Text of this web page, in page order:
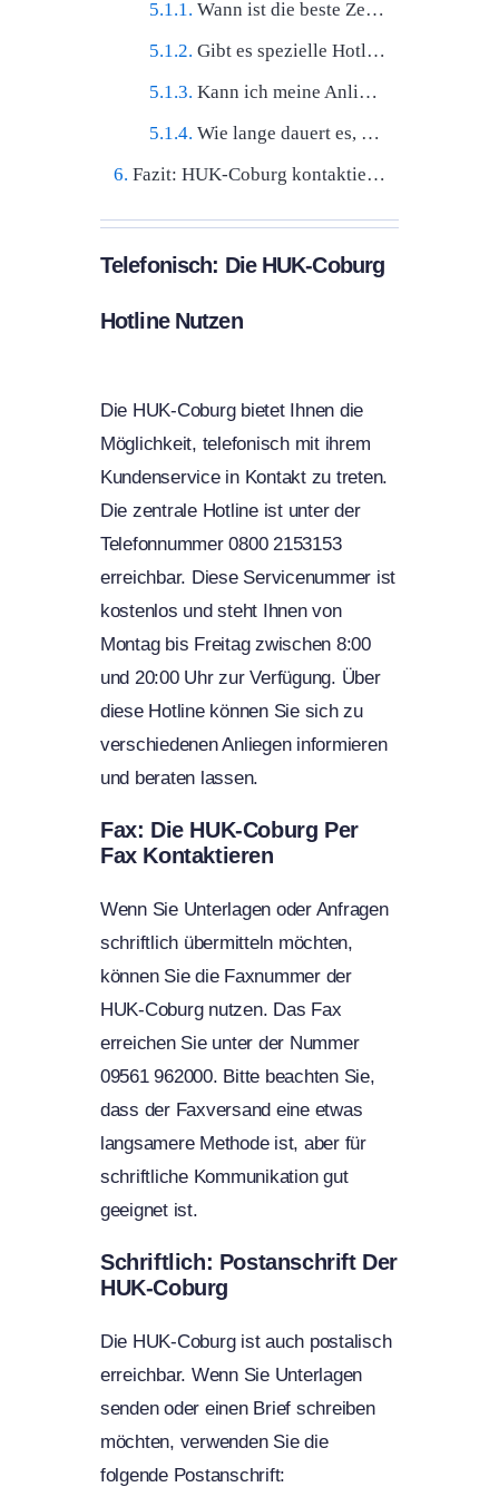
Wann ist die beste Zeit, die HUK-Coburg Hotline anzurufen?
Gibt es spezielle Hotlines für verschiedene Versicherungsbereiche?
Kann ich meine Anliegen auch online regeln?
Wie lange dauert es, bis auf schriftliche Anfragen per Post geantwortet wird?
Fazit: HUK-Coburg kontaktieren – einfach, flexibel, effizient
Telefonisch: Die HUK-Coburg
Hotline Nutzen
Die HUK-Coburg bietet Ihnen die
Möglichkeit, telefonisch mit ihrem
Kundenservice in Kontakt zu treten.
Die zentrale Hotline ist unter der
Telefonnummer 0800 2153153
erreichbar. Diese Servicenummer ist
kostenlos und steht Ihnen von
Montag bis Freitag zwischen 8:00
und 20:00 Uhr zur Verfügung. Über
diese Hotline können Sie sich zu
verschiedenen Anliegen informieren
und beraten lassen.
Fax: Die HUK-Coburg Per
Fax Kontaktieren
Wenn Sie Unterlagen oder Anfragen
schriftlich übermitteln möchten,
können Sie die Faxnummer der
HUK-Coburg nutzen. Das Fax
erreichen Sie unter der Nummer
09561 962000. Bitte beachten Sie,
dass der Faxversand eine etwas
langsamere Methode ist, aber für
schriftliche Kommunikation gut
geeignet ist.
Schriftlich: Postanschrift Der
HUK-Coburg
Die HUK-Coburg ist auch postalisch
erreichbar. Wenn Sie Unterlagen
senden oder einen Brief schreiben
möchten, verwenden Sie die
folgende Postanschrift: